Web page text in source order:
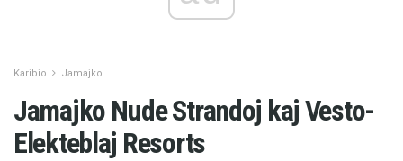
Karibio Jamajko
Jamajko Nude Strandoj kaj Vesto-
Elekteblaj Resorts